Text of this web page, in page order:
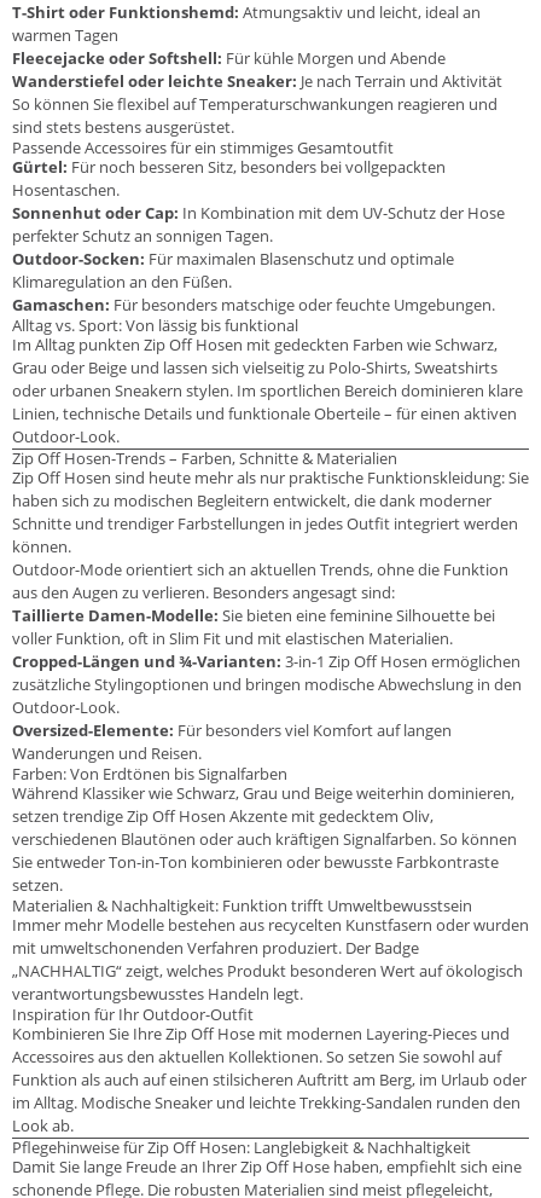
T-Shirt oder Funktionshemd: Atmungsaktiv und leicht, ideal an
warmen Tagen
Fleecejacke oder Softshell: Für kühle Morgen und Abende
Wanderstiefel oder leichte Sneaker: Je nach Terrain und Aktivität
So können Sie flexibel auf Temperaturschwankungen reagieren und
sind stets bestens ausgerüstet.
Passende Accessoires für ein stimmiges Gesamtoutfit
Gürtel: Für noch besseren Sitz, besonders bei vollgepackten
Hosentaschen.
Sonnenhut oder Cap: In Kombination mit dem UV-Schutz der Hose
perfekter Schutz an sonnigen Tagen.
Outdoor-Socken: Für maximalen Blasenschutz und optimale
Klimaregulation an den Füßen.
Gamaschen: Für besonders matschige oder feuchte Umgebungen.
Alltag vs. Sport: Von lässig bis funktional
Im Alltag punkten Zip Off Hosen mit gedeckten Farben wie Schwarz,
Grau oder Beige und lassen sich vielseitig zu Polo-Shirts, Sweatshirts
oder urbanen Sneakern stylen. Im sportlichen Bereich dominieren klare
Linien, technische Details und funktionale Oberteile – für einen aktiven
Outdoor-Look.
Zip Off Hosen-Trends – Farben, Schnitte & Materialien
Zip Off Hosen sind heute mehr als nur praktische Funktionskleidung: Sie
haben sich zu modischen Begleitern entwickelt, die dank moderner
Schnitte und trendiger Farbstellungen in jedes Outfit integriert werden
können.
Outdoor-Mode orientiert sich an aktuellen Trends, ohne die Funktion
aus den Augen zu verlieren. Besonders angesagt sind:
Taillierte Damen-Modelle: Sie bieten eine feminine Silhouette bei
voller Funktion, oft in Slim Fit und mit elastischen Materialien.
Cropped-Längen und ¾-Varianten: 3-in-1 Zip Off Hosen ermöglichen
zusätzliche Stylingoptionen und bringen modische Abwechslung in den
Outdoor-Look.
Oversized-Elemente: Für besonders viel Komfort auf langen
Wanderungen und Reisen.
Farben: Von Erdtönen bis Signalfarben
Während Klassiker wie Schwarz, Grau und Beige weiterhin dominieren,
setzen trendige Zip Off Hosen Akzente mit gedecktem Oliv,
verschiedenen Blautönen oder auch kräftigen Signalfarben. So können
Sie entweder Ton-in-Ton kombinieren oder bewusste Farbkontraste
setzen.
Materialien & Nachhaltigkeit: Funktion trifft Umweltbewusstsein
Immer mehr Modelle bestehen aus recycelten Kunstfasern oder wurden
mit umweltschonenden Verfahren produziert. Der Badge
„NACHHALTIG“ zeigt, welches Produkt besonderen Wert auf ökologisch
verantwortungsbewusstes Handeln legt.
Inspiration für Ihr Outdoor-Outfit
Kombinieren Sie Ihre Zip Off Hose mit modernen Layering-Pieces und
Accessoires aus den aktuellen Kollektionen. So setzen Sie sowohl auf
Funktion als auch auf einen stilsicheren Auftritt am Berg, im Urlaub oder
im Alltag. Modische Sneaker und leichte Trekking-Sandalen runden den
Look ab.
Pflegehinweise für Zip Off Hosen: Langlebigkeit & Nachhaltigkeit
Damit Sie lange Freude an Ihrer Zip Off Hose haben, empfiehlt sich eine
schonende Pflege. Die robusten Materialien sind meist pflegeleicht,